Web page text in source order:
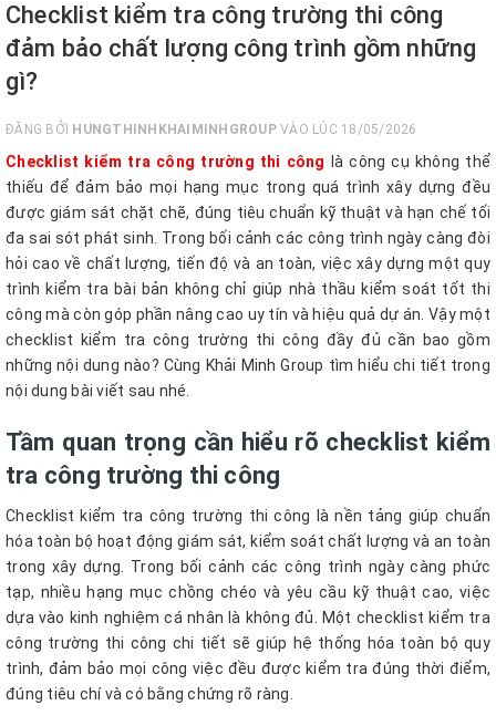
Checklist kiểm tra công trường thi công
đảm bảo chất lượng công trình gồm những
gì?
ĐĂNG BỞI HUNGTHINHKHAIMINHGROUPVÀO LÚC 18/05/2026
Checklist kiểm tra công trường thi công
là công cụ không thể
thiếu để đảm bảo mọi hạng mục trong quá trình xây dựng đều
được giám sát chặt chẽ, đúng tiêu chuẩn kỹ thuật và hạn chế tối
đa sai sót phát sinh. Trong bối cảnh các công trình ngày càng đòi
hỏi cao về chất lượng, tiến độ và an toàn, việc xây dựng một quy
trình kiểm tra bài bản không chỉ giúp nhà thầu kiểm soát tốt thi
công mà còn góp phần nâng cao uy tín và hiệu quả dự án. Vậy một
checklist kiểm tra công trường thi công đầy đủ cần bao gồm
những nội dung nào? Cùng Khải Minh Group tìm hiểu chi tiết trong
nội dung bài viết sau nhé.
Tầm quan trọng cần hiểu rõ checklist kiểm
tra công trường thi công
Checklist kiểm tra công trường thi công là nền tảng giúp chuẩn
hóa toàn bộ hoạt động giám sát, kiểm soát chất lượng và an toàn
trong xây dựng. Trong bối cảnh các công trình ngày càng phức
tạp, nhiều hạng mục chồng chéo và yêu cầu kỹ thuật cao, việc
dựa vào kinh nghiệm cá nhân là không đủ. Một checklist kiểm tra
công trường thi công chi tiết sẽ giúp hệ thống hóa toàn bộ quy
trình, đảm bảo mọi công việc đều được kiểm tra đúng thời điểm,
đúng tiêu chí và có bằng chứng rõ ràng.